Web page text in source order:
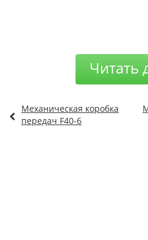
Читать
Механическая коробка
передач F40-6